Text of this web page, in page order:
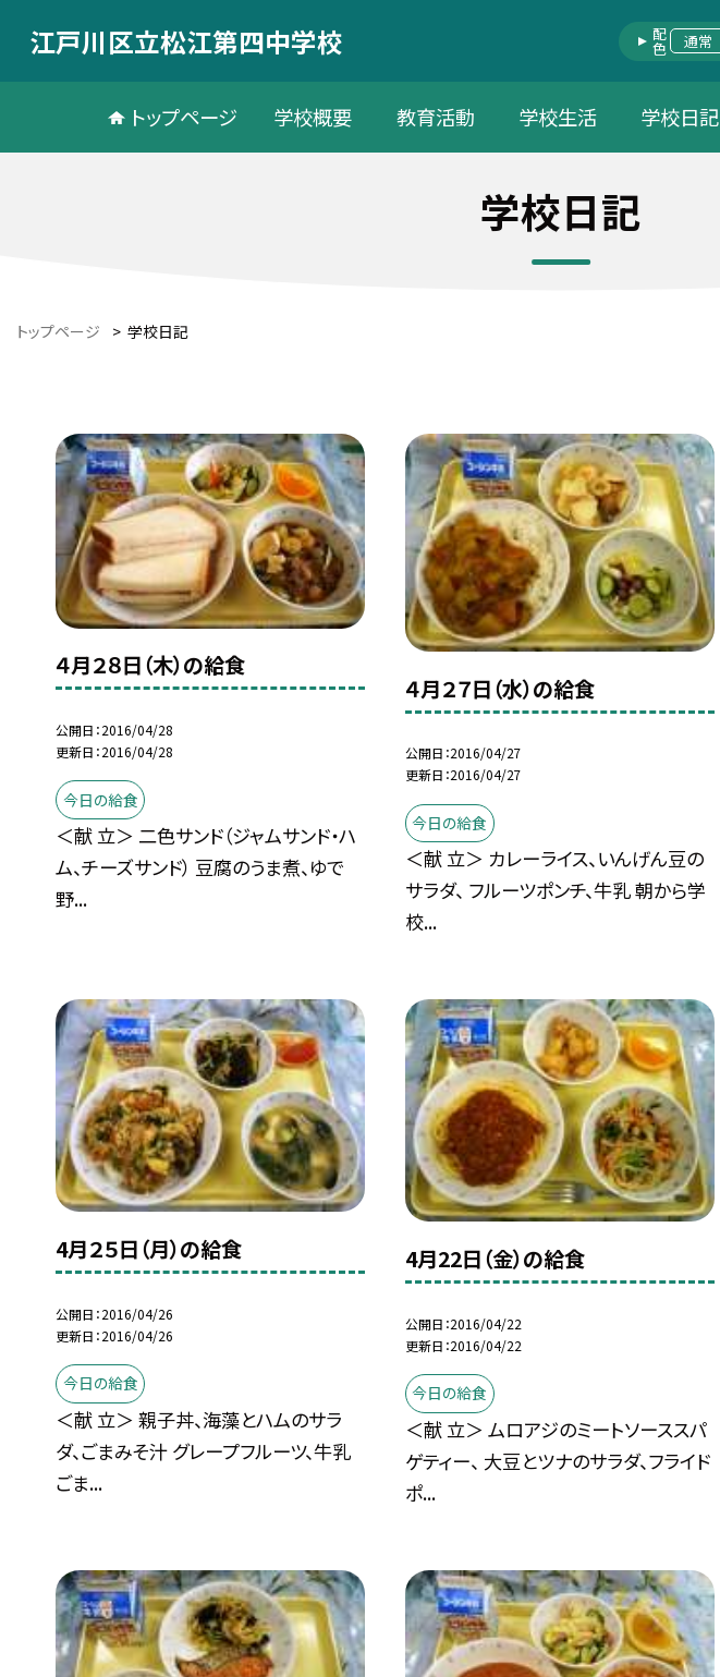
江戸川区立松江第四中学校 配色 通常
トップページ 学校概要 教育活動 学校生活 学校日記
学校日記
トップページ > 学校日記
４月２８日（木）の給食
公開日 2016/04/28
更新日 2016/04/28
今日の給食
＜献 立＞ 二色サンド（ジャムサンド・ハ
ム、チーズサンド） 豆腐のうま煮、ゆで
野...
４月２７日（水）の給食
公開日 2016/04/27
更新日 2016/04/27
今日の給食
＜献 立＞ カレーライス、いんげん豆の
サラダ、 フルーツポンチ、牛乳 朝から学
校...
4月２５日（月）の給食
公開日 2016/04/26
更新日 2016/04/26
今日の給食
＜献 立＞ 親子丼、海藻とハムのサラ
ダ、ごまみそ汁 グレープフルーツ、牛乳
ごま...
4月22日（金）の給食
公開日 2016/04/22
更新日 2016/04/22
今日の給食
＜献 立＞ ムロアジのミートソーススパ
ゲティー、 大豆とツナのサラダ、フライド
ポ...